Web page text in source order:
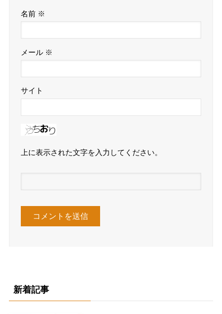
名前 ※
メール ※
サイト
上に表示された文字を入力してください。
新着記事